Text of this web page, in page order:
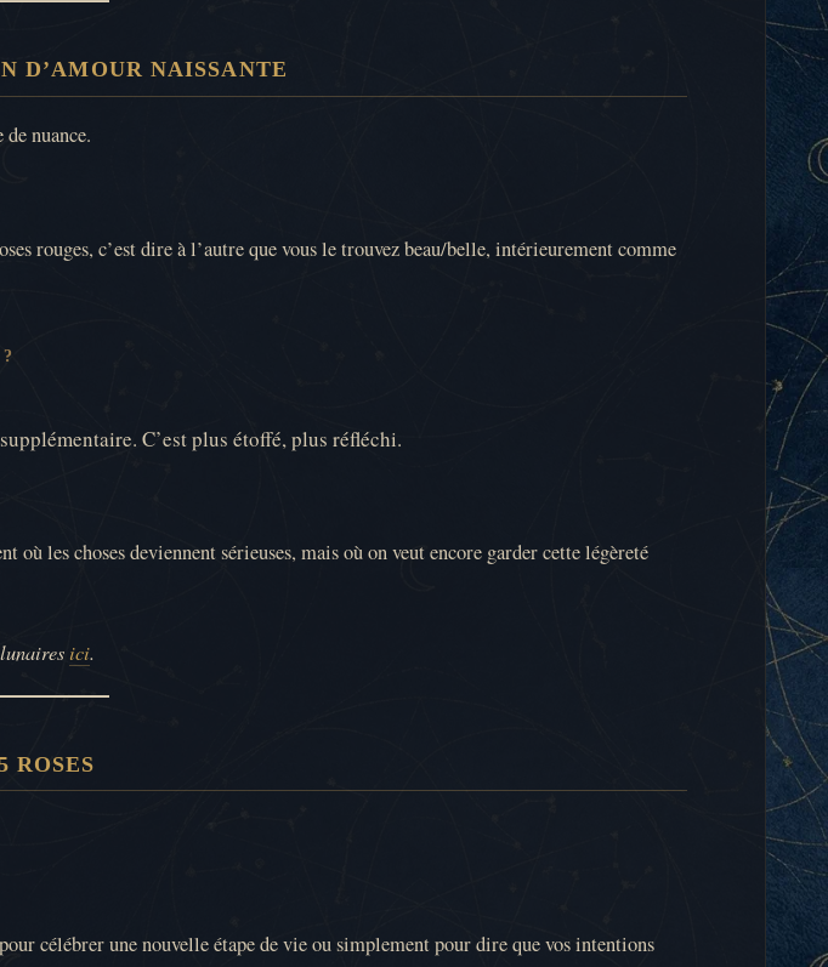
D’AMOUR NAISSANTE
nuance.
rouges, c’est dire à l’autre que vous le trouvez beau/belle, intérieurement comme
C’est plus étoffé, plus réfléchi.
où les choses deviennent sérieuses, mais où on veut encore garder cette légèreté
ici.
ROSES
célébrer une nouvelle étape de vie ou simplement pour dire que vos intentions